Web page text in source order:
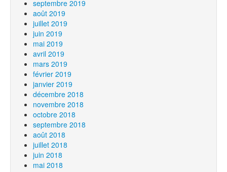
septembre 2019
août 2019
juillet 2019
juin 2019
mai 2019
avril 2019
mars 2019
février 2019
janvier 2019
décembre 2018
novembre 2018
octobre 2018
septembre 2018
août 2018
juillet 2018
juin 2018
mai 2018